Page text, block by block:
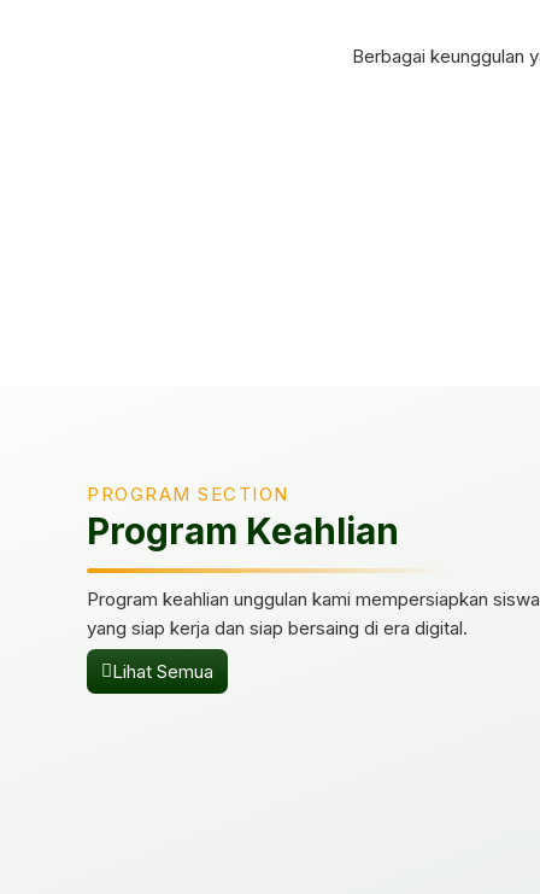
Berbagai keunggulan
PROGRAM SECTION
Program Keahlian
Program keahlian unggulan kami mempersiapkan
yang siap kerja dan siap bersaing di era digital.
Lihat Semua